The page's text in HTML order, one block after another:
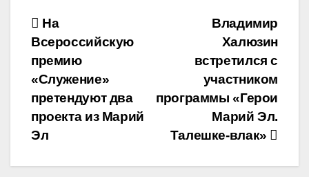
Навигация
по
записям
Владимир
Халюзин
встретился с
участником
программы «Герои
Марий Эл.
Талешке-влак»
На
Всероссийскую
премию
«Служение»
претендуют два
проекта из Марий
Эл